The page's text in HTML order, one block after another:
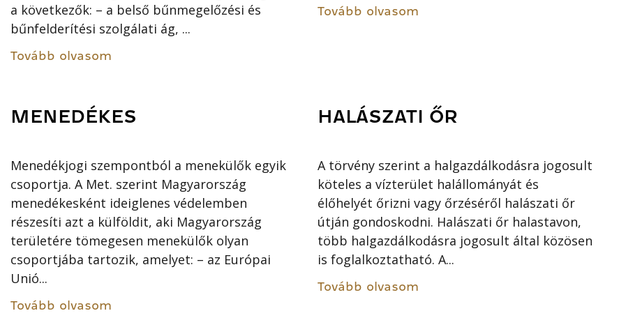
a következők: – a belső bűnmegelőzési és
bűnfelderítési szolgálati ág, ...
Tovább olvasom
Tovább olvasom
MENEDÉKES
Menedékjogi szempontból a menekülők egyik
csoportja. A Met. szerint Magyarország
menedékesként ideiglenes védelemben
részesíti azt a külföldit, aki Magyarország
területére tömegesen menekülők olyan
csoportjába tartozik, amelyet: – az Európai
Unió...
Tovább olvasom
HALÁSZATI ŐR
A törvény szerint a halgazdálkodásra jogosult
köteles a vízterület halállományát és
élőhelyét őrizni vagy őrzéséről halászati őr
útján gondoskodni. Halászati őr halastavon,
több halgazdálkodásra jogosult által közösen
is foglalkoztatható. A...
Tovább olvasom